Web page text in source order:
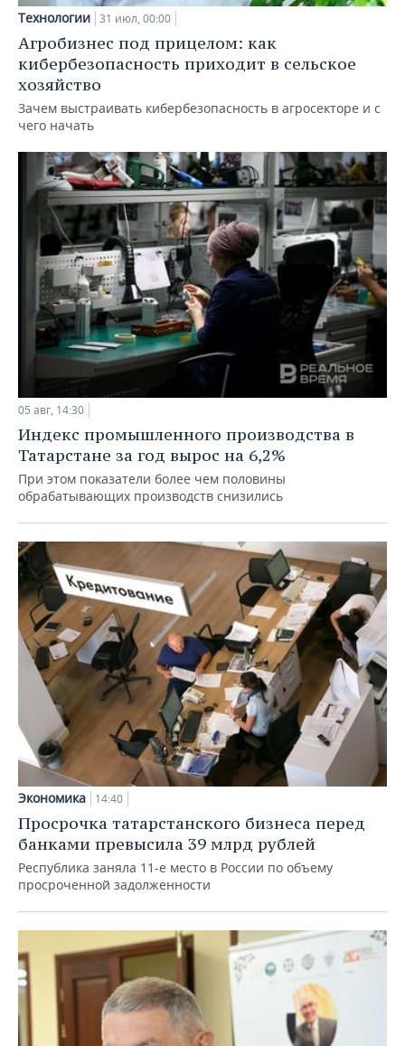
Технологии 31 июл, 00:00
Агробизнес под прицелом: как
кибербезопасность приходит в сельское
хозяйство
Зачем выстраивать кибербезопасность в агросекторе и с
чего начать
05 авг, 14:30
Индекс промышленного производства в
Татарстане за год вырос на 6,2%
При этом показатели более чем половины
обрабатывающих производств снизились
Экономика 14:40
Просрочка татарстанского бизнеса перед
банками превысила 39 млрд рублей
Республика заняла 11-е место в России по объему
просроченной задолженности